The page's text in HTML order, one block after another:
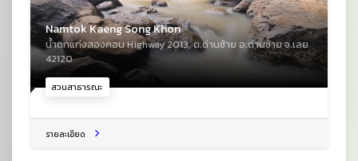
สวนสาธารณะ
Namtok Kaeng Song Khon
น้ำตกแก่งสองคอน Highway 2013, ต.ด่านซ้าย อ.ด่านซ้าย จ.เลย
42120
รายละเอียด